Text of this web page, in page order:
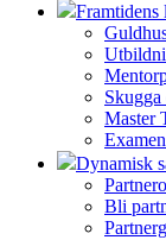
Framtidens
Master
Dynamisk
Bli